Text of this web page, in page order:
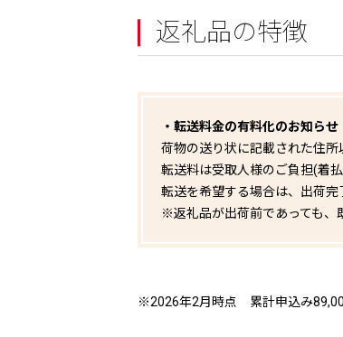
返礼品の特徴
・転送料金の有料化のお知らせ
荷物の送り状に記載された住所
転送料は受取人様のご負担(着
転送を希望する場合は、出荷
※返礼品が出荷前であっても、
※2026年2月時点 累計申込み